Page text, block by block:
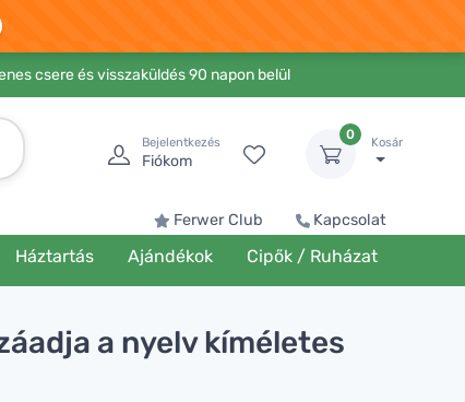
csere és visszaküldés 90 napon belül
Bejelentkezés
Fiókom
0
Kosár
Ferwer Club Kapcsolat
Háztartás Ajándékok Cipők / Ruházat
a nyelv kíméletes